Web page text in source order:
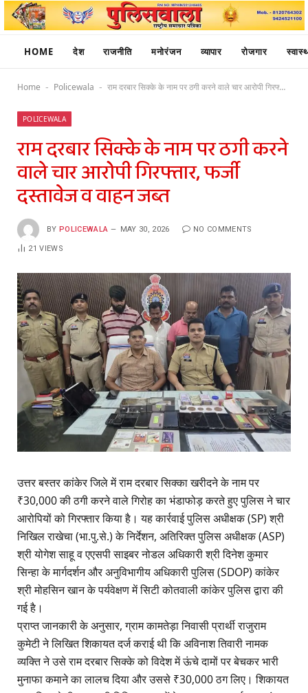
HOME देश राजनीति मनोरंजन व्यापार रोजगार
Home - Policewala - राम दरबार सिक्के के नाम पर ठगी करने वाले चार आरोपी गिरफ्तार, फर्जी दस्तावेज व वाहन जब्त
POLICEWALA
राम दरबार सिक्के के नाम पर ठगी करने
वाले चार आरोपी गिरफ्तार, फर्जी
दस्तावेज व वाहन जब्त
BY POLICEWALA MAY 30, 2026 NO COMMENTS
21VIEWS
उत्तर बस्तर कांकेर जिले में राम दरबार सिक्का खरीदने के नाम पर
₹30,000 की ठगी करने वाले गिरोह का भंडाफोड़ करते हुए पुलिस ने चार
आरोपियों को गिरफ्तार किया है। यह कार्रवाई पुलिस अधीक्षक (SP) श्री
निखिल राखेचा (भा.पु.से.) के निर्देशन, अतिरिक्त पुलिस अधीक्षक (ASP)
श्री योगेश साहू व एएसपी साइबर नोडल अधिकारी श्री दिनेश कुमार
सिन्हा के मार्गदर्शन और अनुविभागीय अधिकारी पुलिस (SDOP) कांकेर
श्री मोहसिन खान के पर्यवेक्षण में सिटी कोतवाली कांकेर पुलिस द्वारा की
गई है।
प्राप्त जानकारी के अनुसार, ग्राम कामतेड़ा निवासी प्रार्थी राजुराम
कुमेटी ने लिखित शिकायत दर्ज कराई थी कि अविनाश तिवारी नामक
व्यक्ति ने उसे राम दरबार सिक्के को विदेश में ऊंचे दामों पर बेचकर भारी
मुनाफा कमाने का लालच दिया और उससे ₹30,000 ठग लिए। शिकायत